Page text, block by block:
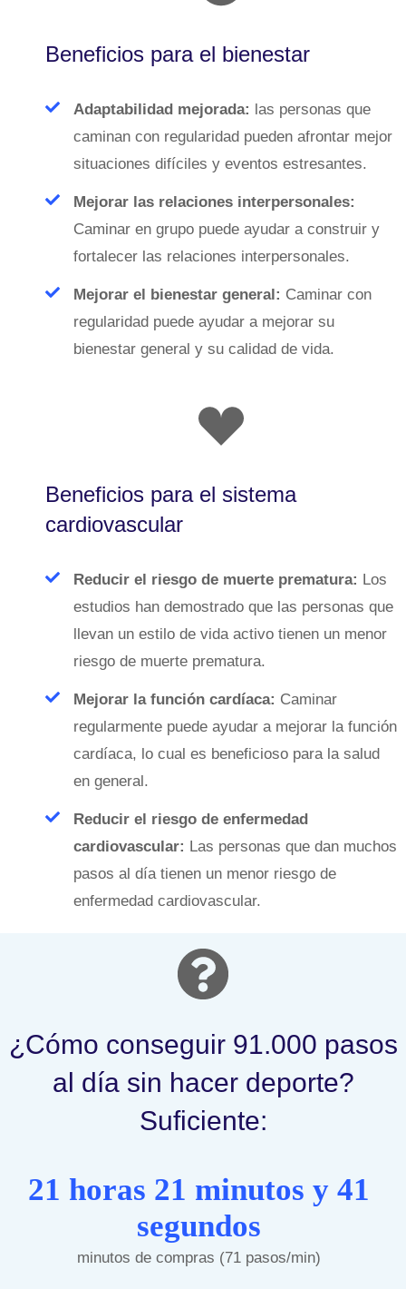
Beneficios para el bienestar
Adaptabilidad mejorada: las personas que
caminan con regularidad pueden afrontar mejor
situaciones difíciles y eventos estresantes.
Mejorar las relaciones interpersonales:
Caminar en grupo puede ayudar a construir y
fortalecer las relaciones interpersonales.
Mejorar el bienestar general: Caminar con
regularidad puede ayudar a mejorar su
bienestar general y su calidad de vida.
Beneficios para el sistema
cardiovascular
Reducir el riesgo de muerte prematura: Los
estudios han demostrado que las personas que
llevan un estilo de vida activo tienen un menor
riesgo de muerte prematura.
Mejorar la función cardíaca: Caminar
regularmente puede ayudar a mejorar la función
cardíaca, lo cual es beneficioso para la salud
en general.
Reducir el riesgo de enfermedad
cardiovascular: Las personas que dan muchos
pasos al día tienen un menor riesgo de
enfermedad cardiovascular.
¿Cómo conseguir 91.000 pasos
al día sin hacer deporte?
Suficiente:
21 horas 21 minutos y 41
segundos
minutos de compras (71 pasos/min)